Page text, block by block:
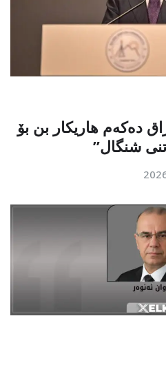
دەكەم هاریكار بن بۆ
شنگال”